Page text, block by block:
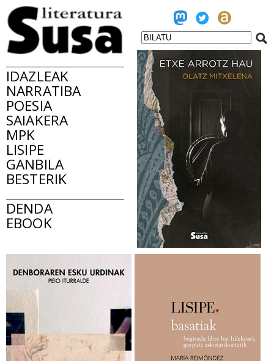
IDAZLEAK
NARRATIBA
POESIA
SAIAKERA
MPK
LISIPE
GANBILA
BESTERIK
DENDA
EBOOK